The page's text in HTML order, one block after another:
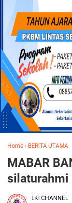
Home › BERITA UTAMA
MABAR
silaturahmi
LKI CHANNEL